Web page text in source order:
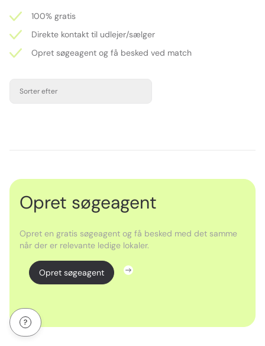
100% gratis
Direkte kontakt til udlejer/sælger
Opret søgeagent og få besked ved match
Sorter efter
Opret søgeagent
Opret en gratis søgeagent og få besked med det samme
når der er relevante ledige lokaler.
Opret søgeagent